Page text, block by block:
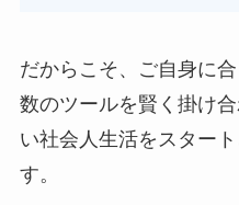
だからこそ、ご自身に
数のツールを賢く掛け
い社会人生活をスター
す。